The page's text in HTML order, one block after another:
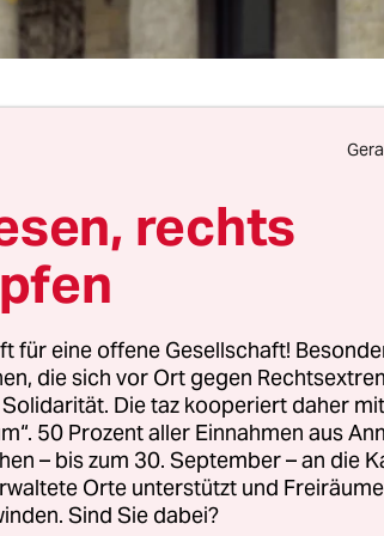
Grünen mit Blick auf
konfus zu wirken. Sie
ziemliches Risiko ein. In
und Linkspartei
sie zu hassen lieben,
von Wolfgang Kubicki
Und Angela Merkel hat
zu ruinieren.
am Mittwoch wie
rechts
für eine offene Gesellschaft!
die sich vor Ort gegen
Die taz kooperiert daher
50 Prozent aller Einnahmen aus
– bis zum 30. September – an die
Orte unterstützt und
Sind Sie dabei?